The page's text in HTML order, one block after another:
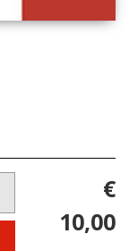
€
10,00